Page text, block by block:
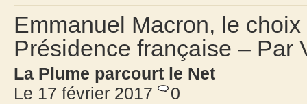
Emmanuel Macron, le
Présidence française – Par
La Plume parcourt le Net
Le 17 février 2017
0